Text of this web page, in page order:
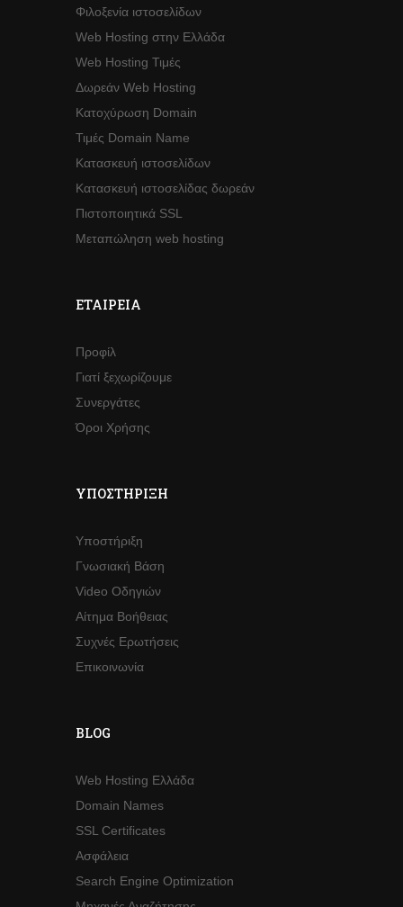
Φιλοξενία ιστοσελίδων
Web Hosting στην Ελλάδα
Web Hosting Τιμές
Δωρεάν Web Hosting
Κατοχύρωση Domain
Τιμές Domain Name
Κατασκευή ιστοσελίδων
Κατασκευή ιστοσελίδας δωρεάν
Πιστοποιητικά SSL
Μεταπώληση web hosting
ΕΤΑΙΡΕΊΑ
Προφίλ
Γιατί ξεχωρίζουμε
Συνεργάτες
Όροι Χρήσης
ΥΠΟΣΤΉΡΙΞΗ
Υποστήριξη
Γνωσιακή Βάση
Video Οδηγιών
Αίτημα Βοήθειας
Συχνές Ερωτήσεις
Επικοινωνία
BLOG
Web Hosting Ελλάδα
Domain Names
SSL Certificates
Ασφάλεια
Search Engine Optimization